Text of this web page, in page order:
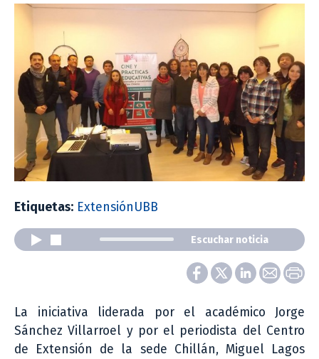
Etiquetas: ExtensiónUBB
Escuchar noticia
La iniciativa liderada por el académico Jorge
Sánchez Villarroel y por el periodista del Centro
de Extensión de la sede Chillán, Miguel Lagos